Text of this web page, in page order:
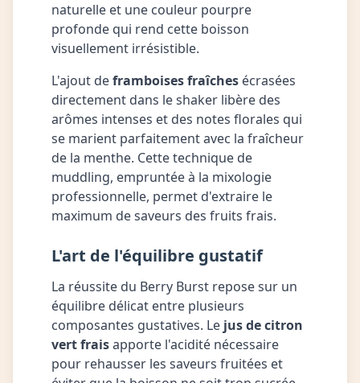
naturelle et une couleur pourpre
profonde qui rend cette boisson
visuellement irrésistible.
L'ajout deframboises fraîches écrasées
directement dans le shaker libère des
arômes intenses et des notes florales qui
se marient parfaitement avec la fraîcheur
de la menthe. Cette technique de
muddling, empruntée à la mixologie
professionnelle, permet d'extraire le
maximum de saveurs des fruits frais.
L'art de l'équilibre gustatif
La réussite du Berry Burst repose sur un
équilibre délicat entre plusieurs
composantes gustatives. Le jus de citron
vert fraisapporte l'acidité nécessaire
pour rehausser les saveurs fruitées et